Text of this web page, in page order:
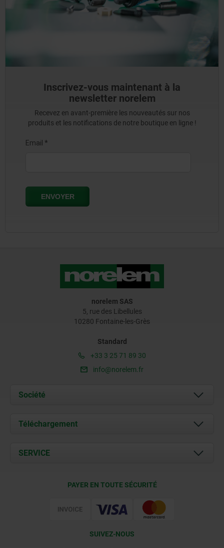
Inscrivez-vous maintenant à la
newsletter norelem
Recevez en avant-première les nouveautés sur nos
produits et les notifications de notre boutique en ligne !
norelem SAS
5, rue des Libellules
10280 Fontaine-les-Grès
Standard
+33 3 25 71 89 30
info@norelem.fr
Société
À propos de nous
Contact
Téléchargement
Documents
SERVICE
PAYER EN TOUTE SÉCURITÉ
SUIVEZ-NOUS